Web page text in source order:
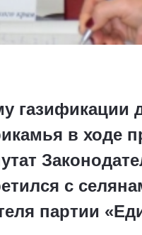
в ходе
с
партии